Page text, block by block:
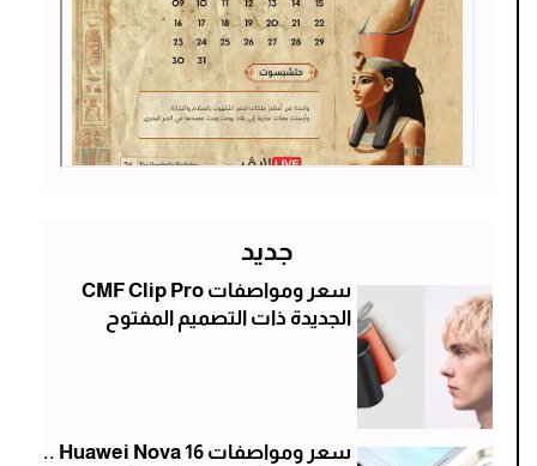
جديد
سعر ومواصفات CMF Clip Pro
الجديدة ذات التصميم المفتوح
سعر ومواصفات Huawei Nova 16 ..